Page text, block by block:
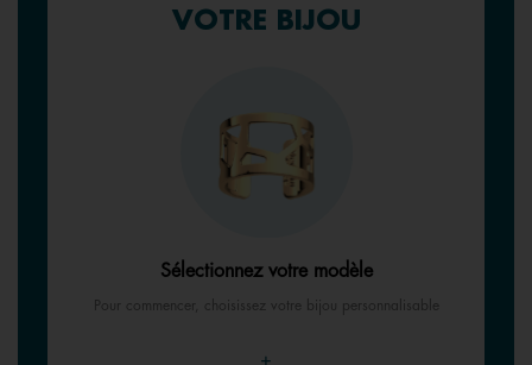
VOTRE BIJOU
Sélectionnez votre modèle
Pour commencer, choisissez votre bijou personnalisable
+